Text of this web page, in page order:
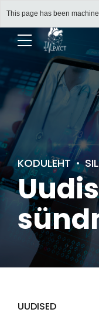
This page has been
KODULEHT
UUDISED